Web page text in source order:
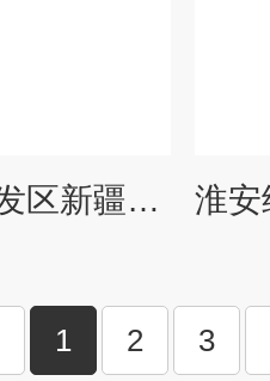
淮安经济技术开发区新疆涤纶级乙二醇
1 2 3